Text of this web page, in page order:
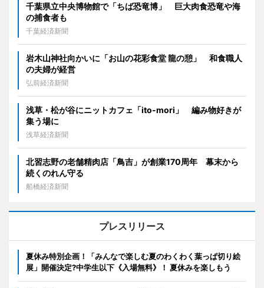
千葉県立中央博物館で「ちば恐竜博」 巨大肉食恐竜や海
の捕食者も
千葉経済新聞
岩木山神社向かいに「お山の花彩食堂 龍の憩」 和食職人
の夫婦が経営
弘前経済新聞
浅草・松が谷にニットカフェ「ito-mori」 編み物好きが
集う場に
浅草経済新聞
北習志野の老舗精肉店「鳥吉」が創業170周年 幕末から
続くのれん守る
船橋経済新聞
プレスリリース
夏休み特別企画！「みんなで楽しむ夏のわくわく葉っぱ切り絵
展」開催決定?中学生以下《入場無料》！ 夏休みを楽しもう